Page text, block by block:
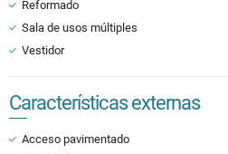
Reformado
Sala de usos múltiples
Vestidor
Características externas
Acceso pavimentado